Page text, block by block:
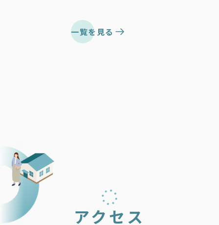
一覧を見る
アクセ ス